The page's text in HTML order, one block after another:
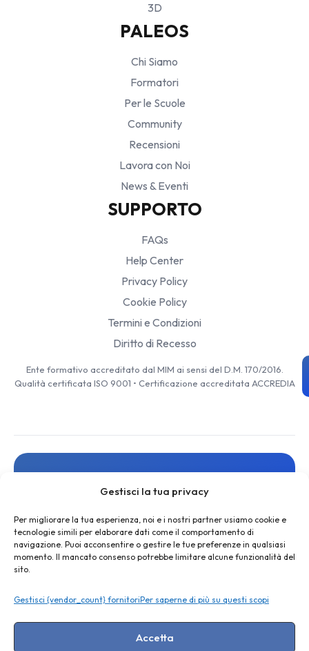
Gestisci la tua privacy
Per migliorare la tua esperienza, noi e i nostri partner usiamo cookie e
tecnologie simili per elaborare dati come il comportamento di
navigazione. Puoi acconsentire o gestire le tue preferenze in qualsiasi
momento. Il mancato consenso potrebbe limitare alcune funzionalità del
sito.
Gestisci {vendor_count} fornitoriPer saperne di più su questi scopi
Accetta
3D
PALEOS
Chi Siamo
Formatori
Per le Scuole
Community
Recensioni
Lavora con Noi
News & Eventi
SUPPORTO
FAQs
Help Center
Privacy Policy
Cookie Policy
Termini e Condizioni
Diritto di Recesso
Ente formativo accreditato dal MIM ai sensi del D.M. 170/2016.
Qualità certificata ISO 9001 • Certificazione accreditata ACCREDIA
Resta aggiornato
e offerte esclusive
ISCRIVITI